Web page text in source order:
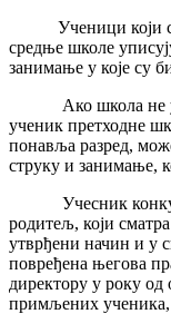
Ученици који су
средње школе
занимање у које су
Ако школа не
ученик претходне
понавља разред,
струку и занимање,
Учесник
родитељ, који
утврђени начин и у
повређена његова
директору у року од
примљених ученика,